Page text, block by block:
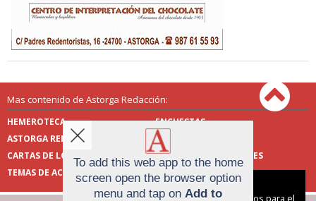
Mas contenido de Astorga Redacción:
HEMEROTECA
ENCUESTAS
ASTORGA REDACCIÓN
PUBLICIDAD
CARTAS DE LOS LECTORES
FOTOS DE LOS LECTORES
TEMAS DE ACTUALIDAD
Aviso sobre el Uso de cookies:
Utilizamos cookies nuestras y de terceros para el
To add this web app to the home
screen open the browser option
menu and tap on Add to